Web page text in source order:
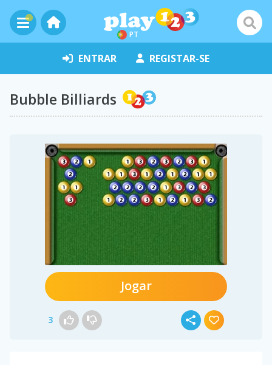
PT
ENTRAR REGISTAR-SE
Bubble Billiards
Jogar
3